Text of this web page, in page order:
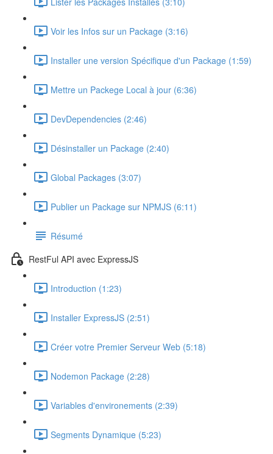
Voir les Infos sur un Package (3:16)
Installer une version Spécifique d'un Package (1:59)
Mettre un Packege Local à jour (6:36)
DevDependencies (2:46)
Désinstaller un Package (2:40)
Global Packages (3:07)
Publier un Package sur NPMJS (6:11)
Résumé
RestFul API avec ExpressJS
Introduction (1:23)
Installer ExpressJS (2:51)
Créer votre Premier Serveur Web (5:18)
Nodemon Package (2:28)
Variables d'environements (2:39)
Segments Dynamique (5:23)